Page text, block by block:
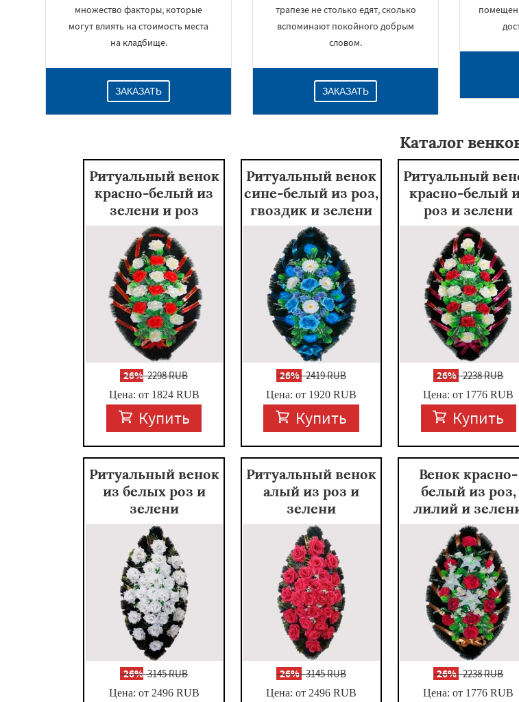
множество факторы, которые
могут влиять на стоимость места
на кладбище.
ЗАКАЗАТЬ
трапезе не столько едят, сколько
вспоминают покойного добрым
словом.
ЗАКАЗАТЬ
Каталог
Ритуальный венок
красно-белый из
зелени и роз
-26%2298 RUB
Цена: от 1824 RUB
Купить
Ритуальный венок
сине-белый из роз,
гвоздик и зелени
-26%2419 RUB
Цена: от 1920 RUB
Купить
Ритуальный
красно-белый
роз и зелени
-26%2238 RUB
Цена: от 1776 RUB
Купить
Ритуальный венок
из белых роз и
зелени
-26%3145 RUB
Цена: от 2496 RUB
Ритуальный венок
алый из роз и
зелени
-26%3145 RUB
Цена: от 2496 RUB
Венок красно-
белый из роз,
лилий и
-26%2238 RUB
Цена: от 1776 RUB